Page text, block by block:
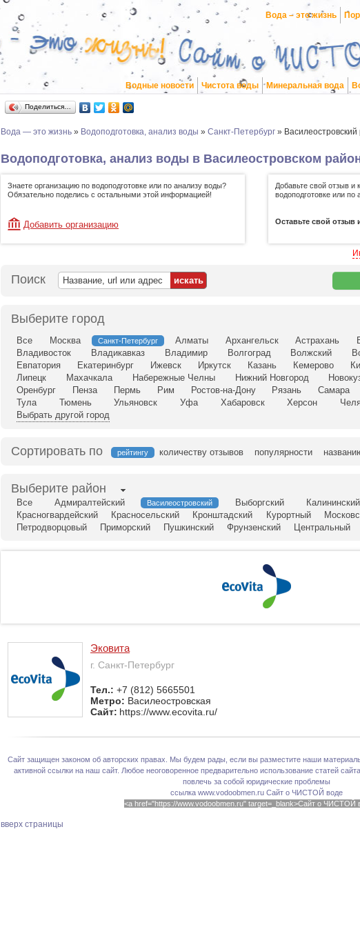
Вода – это жизнь
Водные новости Чистота воды Минеральная вода
Поделиться…
Вода — это жизнь » Водоподготовка, анализ воды » Санкт-Петербург » Василеостровский
Водоподготовка, анализ воды в Василеостровском
Знаете организацию по водоподготовке или по анализу воды?
Обязательно поделись с остальными этой информацией!
Добавить организацию
Добавьте свой отзыв и
водоподготовке или по
Оставьте свой отзыв
Поиск
Выберите город
Все Москва Санкт-Петербург Алматы Архангельск Астрахань
Владивосток
Владикавказ Владимир Волгоград Волжский
Евпатория
Екатеринбург Ижевск Иркутск Казань Кемерово
Липецк
Махачкала Набережные Челны Нижний Новгород
Оренбург
Пенза Пермь Рим Ростов-на-Дону Рязань Самара
Тула
Тюмень Ульяновск Уфа Хабаровск Херсон
Выбрать другой город
Сортировать по рейтингу количеству отзывов популярности
Выберите район
Все Адмиралтейский Василеостровский Выборгский Калининский
Красногвардейский
Красносельский Кронштадский Курортный
Петродворцовый
Приморский Пушкинский Фрунзенский Центральный
Эковита
г. Санкт-Петербург
Тел.: +7 (812) 5665501
Метро: Василеостровская
Сайт: https://www.ecovita.ru/
Сайт защищен законом об авторских правах. Мы будем рады, если вы разместите наши
активной ссылки на наш сайт. Любое неоговоренное предварительно использование статей
повлечь за собой юридические проблемы
ссылка www.vodoobmen.ru Сайт о ЧИСТОЙ воде
<a href="https://www.vodoobmen.ru" target=_blank>Сайт о ЧИСТОЙ
вверх страницы